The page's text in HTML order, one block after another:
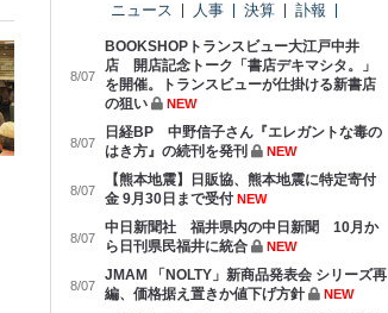
ニュース 人事 決算 訃報
8/07
BOOKSHOPトランスビュー大江戸中井
店 開店記念トーク「書店デキマシタ。」
を開催。トランスビューが仕掛ける新書店
の狙い
NEW
8/07
日経BP 中野信子さん『エレガントな毒の
はき方』の続刊を発刊
NEW
8/07
【熊本地震】日販協、熊本地震に特定寄付
金 9月30日まで受付 NEW
8/07
中日新聞社 福井県内の中日新聞 10月か
ら日刊県民福井に統合
NEW
8/07
JMAM 「NOLTY」新商品発表会 シリーズ再
編、価格据え置きか値下げ方針
NEW